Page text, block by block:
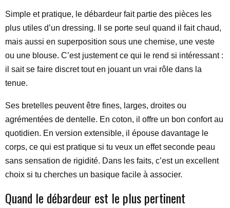
Simple et pratique, le débardeur fait partie des pièces les
plus utiles d’un dressing. Il se porte seul quand il fait chaud,
mais aussi en superposition sous une chemise, une veste
ou une blouse. C’est justement ce qui le rend si intéressant :
il sait se faire discret tout en jouant un vrai rôle dans la
tenue.
Ses bretelles peuvent être fines, larges, droites ou
agrémentées de dentelle. En coton, il offre un bon confort au
quotidien. En version extensible, il épouse davantage le
corps, ce qui est pratique si tu veux un effet seconde peau
sans sensation de rigidité. Dans les faits, c’est un excellent
choix si tu cherches un basique facile à associer.
Quand le débardeur est le plus pertinent